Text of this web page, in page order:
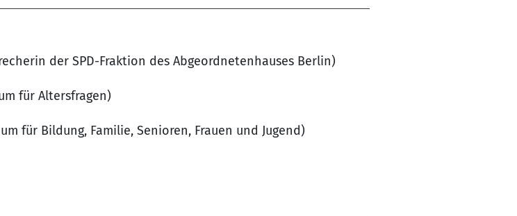
der SPD-Fraktion des Abgeordnetenhauses Berlin)
für Altersfragen)
für Bildung, Familie, Senioren, Frauen und Jugend)